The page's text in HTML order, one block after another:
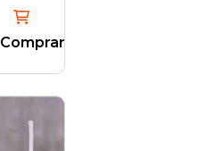
Comprar